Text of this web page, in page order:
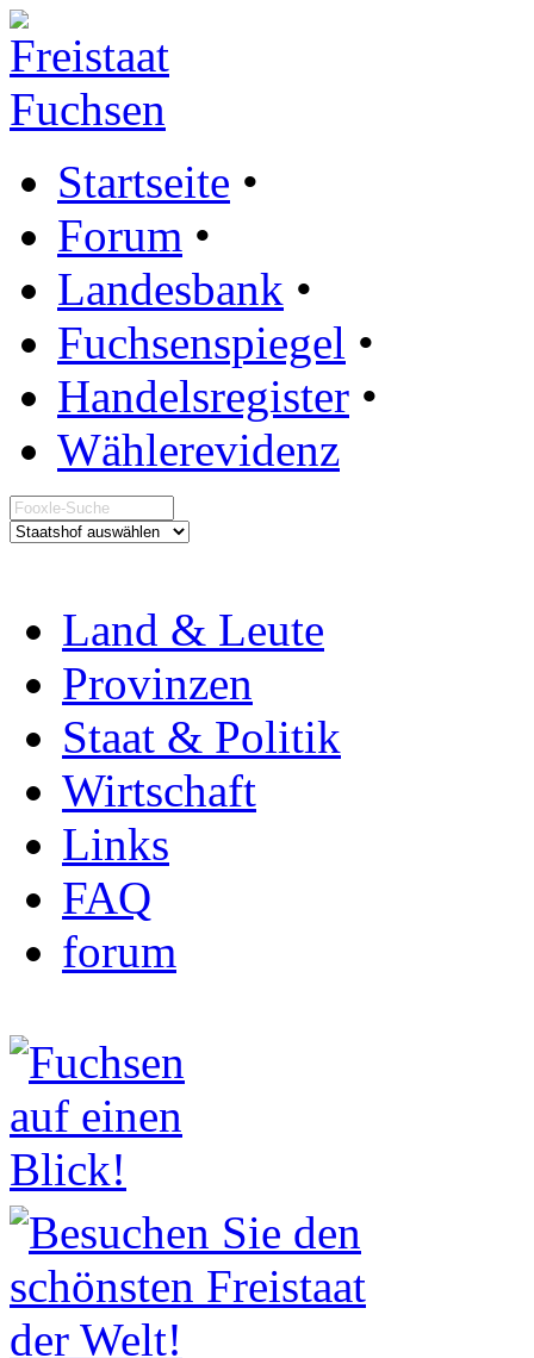
Startseite •
Forum •
Landesbank •
Fuchsenspiegel •
Handelsregister •
Wählerevidenz
Land & Leute
Provinzen
Staat & Politik
Wirtschaft
Links
FAQ
forum